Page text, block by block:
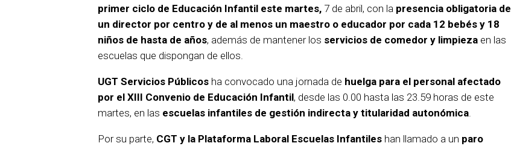
primer ciclo de Educación Infantil este martes, 7 de abril, con la presencia obligatoria de
un director por centro y de al menos un maestro o educador por cada 12 bebés y 18
niños de hasta de años, además de mantener los servicios de comedor y limpieza en las
escuelas que dispongan de ellos.
UGT Servicios Públicos ha convocado una jornada de huelga para el personal afectado
por el XIII Convenio de Educación Infantil, desde las 0.00 hasta las 23.59 horas de este
martes, en las escuelas infantiles de gestión indirecta y titularidad autonómica.
Por su parte, CGT y la Plataforma Laboral Escuelas Infantiles han llamado a un paro